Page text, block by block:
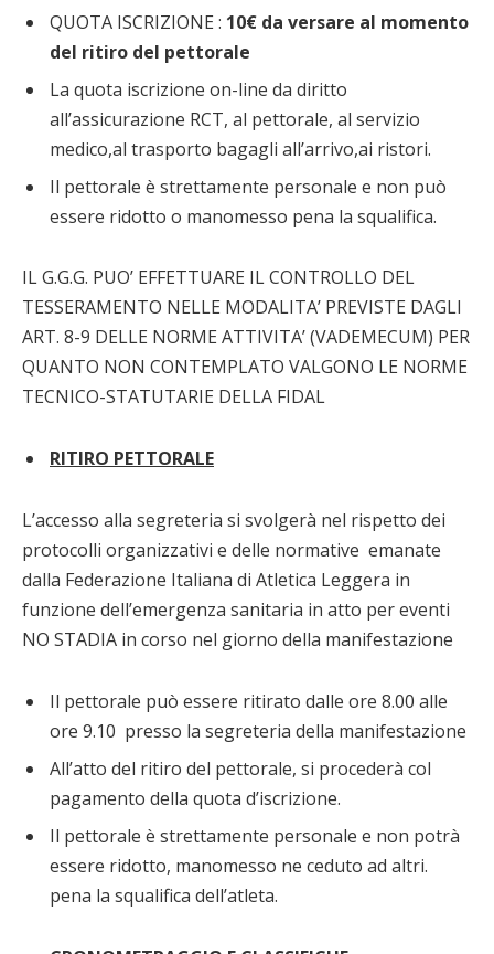
QUOTA ISCRIZIONE : 10€ da versare al momento
del ritiro del pettorale
La quota iscrizione on-line da diritto
all’assicurazione RCT, al pettorale, al servizio
medico,al trasporto bagagli all’arrivo,ai ristori.
Il pettorale è strettamente personale e non può
essere ridotto o manomesso pena la squalifica.
IL G.G.G. PUO’ EFFETTUARE IL CONTROLLO DEL
TESSERAMENTO NELLE MODALITA’ PREVISTE DAGLI
ART. 8-9 DELLE NORME ATTIVITA’ (VADEMECUM) PER
QUANTO NON CONTEMPLATO VALGONO LE NORME
TECNICO-STATUTARIE DELLA FIDAL
RITIRO PETTORALE
L’accesso alla segreteria si svolgerà nel rispetto dei
protocolli organizzativi e delle normative emanate
dalla Federazione Italiana di Atletica Leggera in
funzione dell’emergenza sanitaria in atto per eventi
NO STADIA in corso nel giorno della manifestazione
Il pettorale può essere ritirato dalle ore 8.00 alle
ore 9.10 presso la segreteria della manifestazione
All’atto del ritiro del pettorale, si procederà col
pagamento della quota d’iscrizione.
Il pettorale è strettamente personale e non potrà
essere ridotto, manomesso ne ceduto ad altri.
pena la squalifica dell’atleta.